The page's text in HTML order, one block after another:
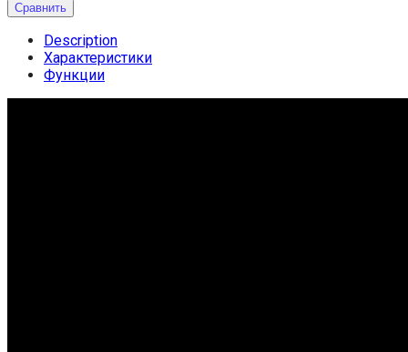
Сравнить
Description
Характеристики
Функции